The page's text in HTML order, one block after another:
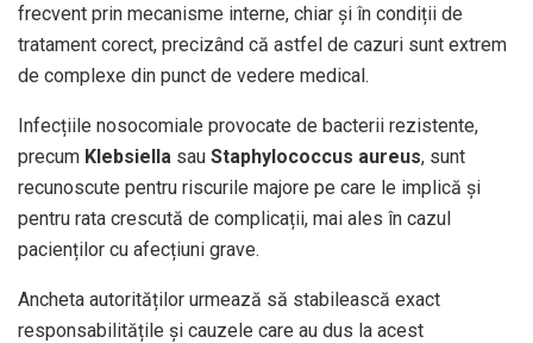
frecvent prin mecanisme interne, chiar și în condiții de
tratament corect, precizând că astfel de cazuri sunt extrem
de complexe din punct de vedere medical.
Infecțiile nosocomiale provocate de bacterii rezistente,
precum Klebsiella sau Staphylococcus aureus, sunt
recunoscute pentru riscurile majore pe care le implică și
pentru rata crescută de complicații, mai ales în cazul
pacienților cu afecțiuni grave.
Ancheta autorităților urmează să stabilească exact
responsabilitățile și cauzele care au dus la acest